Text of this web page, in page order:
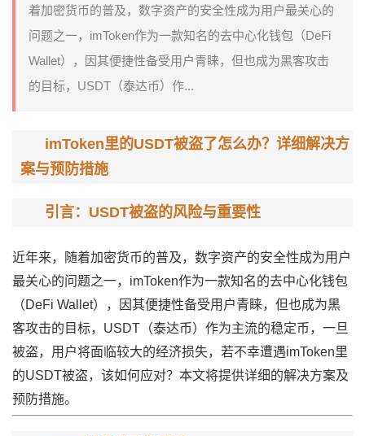
着加密货币的普及，数字资产的安全性成为用户最关心的
问题之一，imToken作为一款知名的去中心化钱包（DeFi
Wallet），因其便捷性备受用户青睐，但也成为黑客攻击
的目标，USDT（泰达币）作...
imToken里的USDT被盗了怎么办？详细解决方
案与预防措施
引言：USDT被盗的风险与重要性
近年来，随着加密货币的普及，数字资产的安全性成为用户
最关心的问题之一，imToken作为一款知名的去中心化钱包
（DeFi Wallet），因其便捷性备受用户青睐，但也成为黑
客攻击的目标，USDT（泰达币）作为主流的稳定币，一旦
被盗，用户将面临较大的经济损失，若不幸遭遇imToken里
的USDT被盗，该如何应对？本文将提供详细的解决方案及
预防措施。